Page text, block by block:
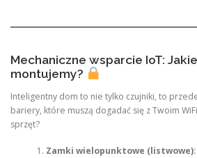
Mechaniczne wsparcie IoT:
montujemy?
Inteligentny dom to nie tylko czujniki, to
bariery, które muszą dogadać się z Twoim
sprzęt?
Zamki wielopunktowe (listwowe):